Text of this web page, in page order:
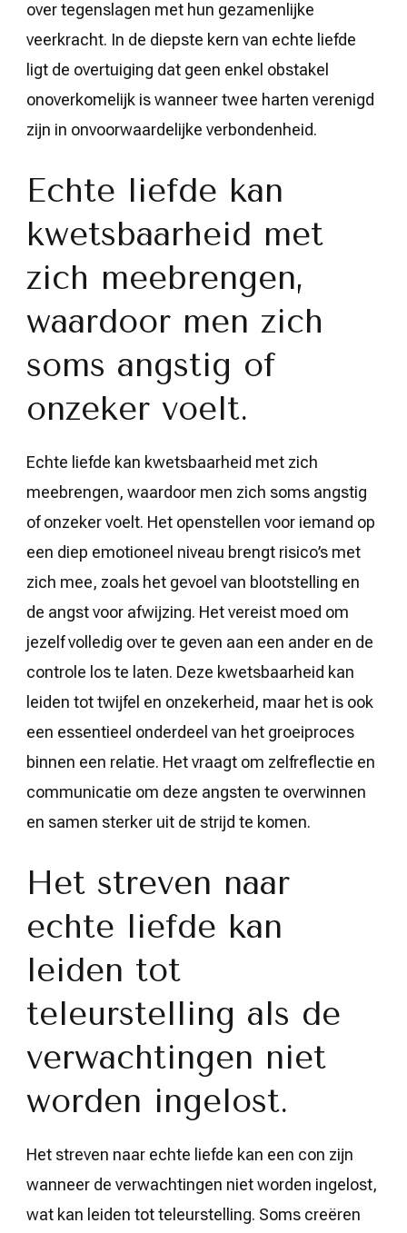
over tegenslagen met hun gezamenlijke
veerkracht. In de diepste kern van echte liefde
ligt de overtuiging dat geen enkel obstakel
onoverkomelijk is wanneer twee harten verenigd
zijn in onvoorwaardelijke verbondenheid.
Echte liefde kan
kwetsbaarheid met
zich meebrengen,
waardoor men zich
soms angstig of
onzeker voelt.
Echte liefde kan kwetsbaarheid met zich
meebrengen, waardoor men zich soms angstig
of onzeker voelt. Het openstellen voor iemand op
een diep emotioneel niveau brengt risico’s met
zich mee, zoals het gevoel van blootstelling en
de angst voor afwijzing. Het vereist moed om
jezelf volledig over te geven aan een ander en de
controle los te laten. Deze kwetsbaarheid kan
leiden tot twijfel en onzekerheid, maar het is ook
een essentieel onderdeel van het groeiproces
binnen een relatie. Het vraagt om zelfreflectie en
communicatie om deze angsten te overwinnen
en samen sterker uit de strijd te komen.
Het streven naar
echte liefde kan
leiden tot
teleurstelling als de
verwachtingen niet
worden ingelost.
Het streven naar echte liefde kan een con zijn
wanneer de verwachtingen niet worden ingelost,
wat kan leiden tot teleurstelling. Soms creëren